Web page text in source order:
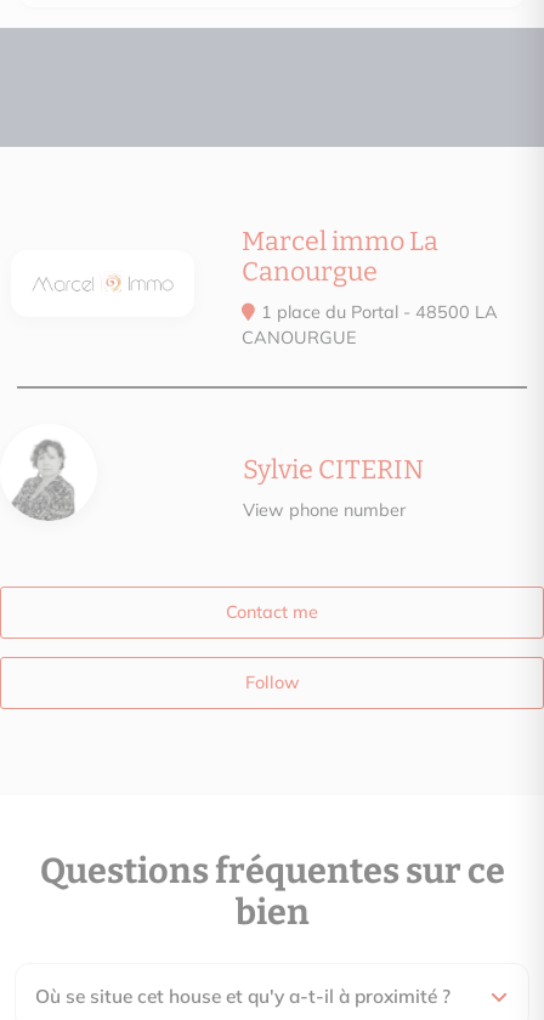
Marcel immo La
Canourgue
1 place du Portal - 48500 LA
CANOURGUE
Sylvie CITERIN
View phone number
Contact me
Follow
Questions fréquentes sur ce
bien
Où se situe cet house et qu'y a-t-il à proximité ?